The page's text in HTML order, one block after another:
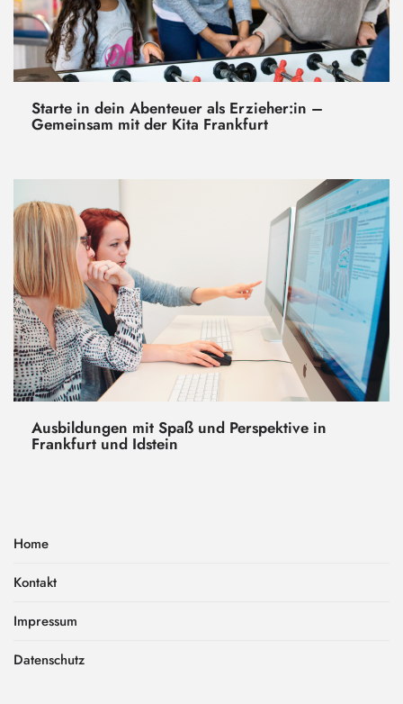
Starte in dein Abenteuer als Erzieher:in –
Gemeinsam mit der Kita Frankfurt
Ausbildungen mit Spaß und Perspektive in
Frankfurt und Idstein
Home
Kontakt
Impressum
Datenschutz